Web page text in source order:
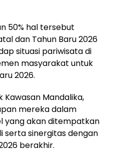
50% hal tersebut
dan Tahun Baru 2026
situasi pariwisata di
masyarakat untuk
2026.
Mandalika,
mereka dalam
yang akan ditempatkan
serta sinergitas dengan
berakhir.